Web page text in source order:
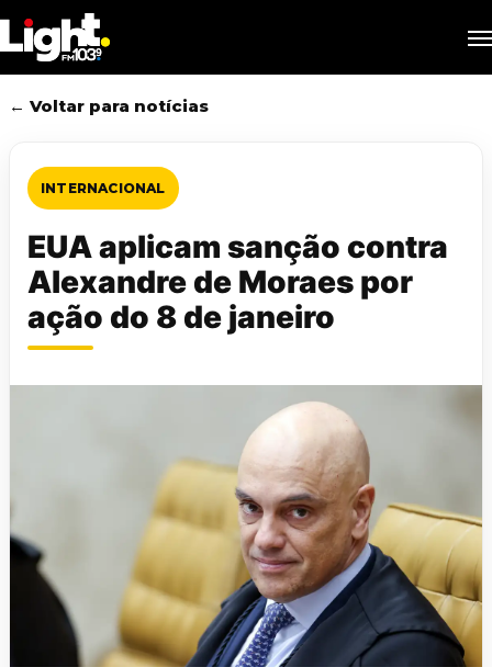
to
main
content
← Voltar para notícias
INTERNACIONAL
EUA aplicam sanção contra
Alexandre de Moraes por
ação do 8 de janeiro